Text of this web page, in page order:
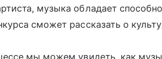
музыка обладает
сможет рассказать о
мы можем увидеть, как